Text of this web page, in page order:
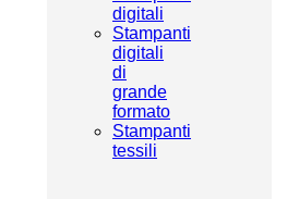
digitali
Stampanti
digitali
di
grande
formato
Stampanti
tessili